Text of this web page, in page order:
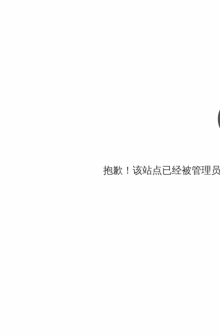
抱歉！该站点已经被管理